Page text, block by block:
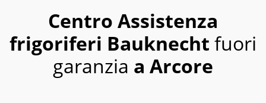
Centro Assistenza
frigoriferi Bauknecht fuori
garanzia a Arcore